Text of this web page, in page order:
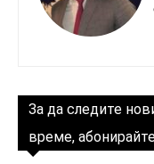
За да следите
време,